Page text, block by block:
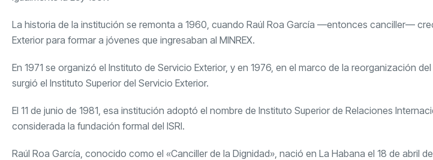
La historia de la institución se remonta a 1960, cuando Raúl Roa García —entonces canciller—
Exterior para formar a jóvenes que ingresaban al MINREX.
En 1971 se organizó el Instituto de Servicio Exterior, y en 1976, en el marco de la reorganización
surgió el Instituto Superior del Servicio Exterior.
El 11 de junio de 1981, esa institución adoptó el nombre de Instituto Superior de Relaciones
considerada la fundación formal del ISRI.
Raúl Roa García , conocido como el «Canciller de la Dignidad», nació en La Habana el 18 de abril